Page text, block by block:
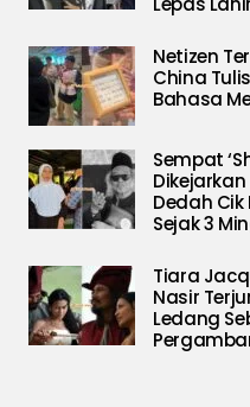
Netizen
China
Bahasa
Sempat
Dikejarkan
Dedah
Sejak 3
Tiara
Nasir
Ledang